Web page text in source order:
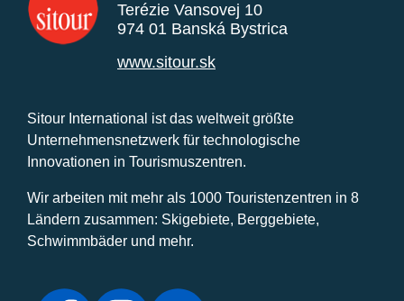
Terézie Vansovej 10
974 01 Banská Bystrica
www.sitour.sk
Sitour International ist das weltweit größte
Unternehmensnetzwerk für technologische
Innovationen in Tourismuszentren.
Wir arbeiten mit mehr als 1000 Touristenzentren in 8
Ländern zusammen: Skigebiete, Berggebiete,
Schwimmbäder und mehr.